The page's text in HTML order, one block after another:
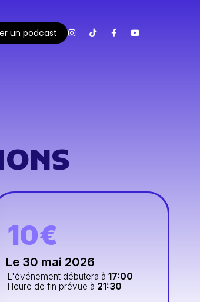
un podcast
10€
Le 30 mai 2026
L'événement débutera à17:00
Heure de fin prévue à 21:30